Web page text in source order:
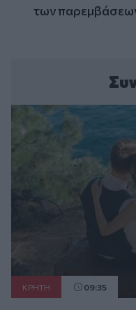
των
ΚΡΗΤΗ 09:35